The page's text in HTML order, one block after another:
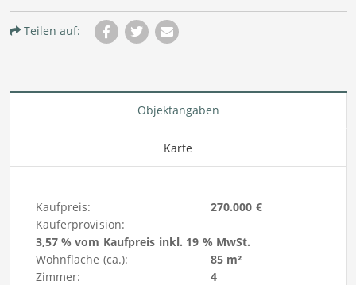
Teilen auf:
Objektangaben
Karte
Kaufpreis:
270.000 €
Käuferprovision:
3,57 % vom Kaufpreis inkl. 19 % MwSt.
Wohnfläche (ca.):
85 m²
Zimmer:
4